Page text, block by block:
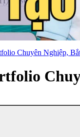
Chuyên Nghiệp,